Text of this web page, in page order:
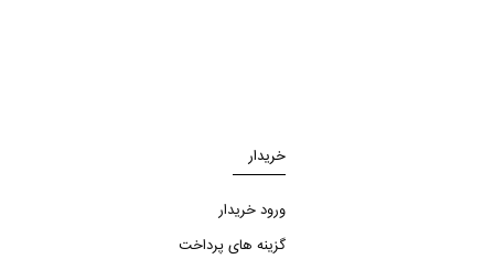
خریدار
ورود خریدار
گزینه های پرداخت